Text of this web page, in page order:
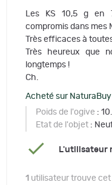
Les KS 10,5 g en
compromis dans mes
Très efficaces à
Très heureux que
longtemps !
Ch.
Acheté sur
Poids de l'ogive :
Etat de l'objet :
L'utilisateur
1 utilisateur trouve cet